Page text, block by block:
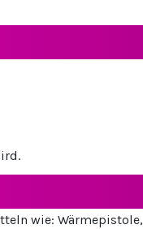
wie: Wärmepistole,